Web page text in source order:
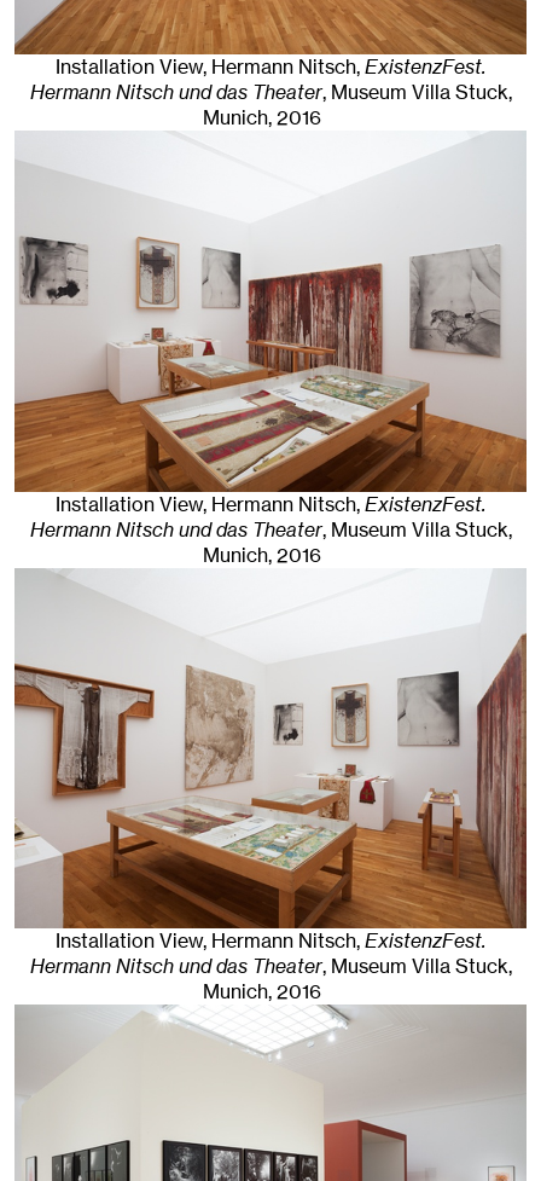
Installation View, Hermann Nitsch,ExistenzFest.
Hermann Nitsch und das Theater, Museum Villa Stuck,
Munich, 2016
Installation View, Hermann Nitsch,ExistenzFest.
Hermann Nitsch und das Theater, Museum Villa Stuck,
Munich, 2016
Installation View, Hermann Nitsch,ExistenzFest.
Hermann Nitsch und das Theater, Museum Villa Stuck,
Munich, 2016